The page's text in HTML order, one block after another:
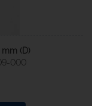
mm (D)
000